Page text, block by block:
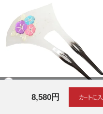
＜夏物SALE10％オフ＞かんざし 夏モチーフ
8,580円